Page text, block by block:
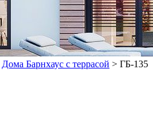
Дома Барнхаус с террасой > ГБ-135